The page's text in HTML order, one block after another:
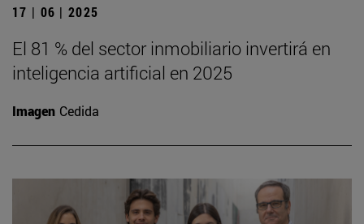
17 | 06 | 2025
El 81 % del sector inmobiliario invertirá en
inteligencia artificial en 2025
Imagen Cedida